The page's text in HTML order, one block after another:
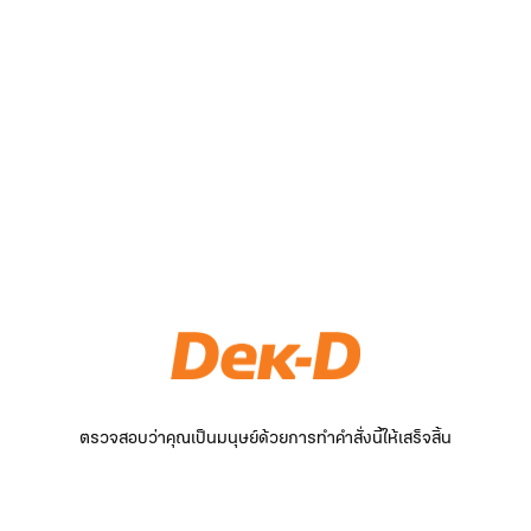
ตรวจสอบว่าคุณเป็นมนุษย์ด้วยการทำคำสั่งนี้ให้เสร็จสิ้น